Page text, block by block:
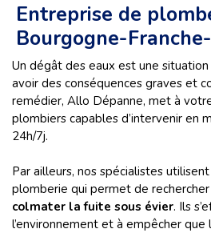
Entreprise de
Bourgogne-
Un dégât des eaux est une
avoir des conséquences graves et
remédier, Allo Dépanne, met à
plombiers capables d’intervenir en
24h/7j.
Par ailleurs, nos spécialistes
plomberie qui permet de
colmater la fuite sous évier. Ils
l’environnement et à empêcher que